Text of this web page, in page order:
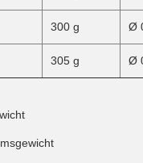
300 g Ø
305 g Ø